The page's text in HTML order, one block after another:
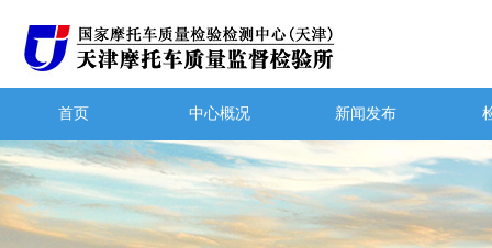
首页 中心概况 新闻发布